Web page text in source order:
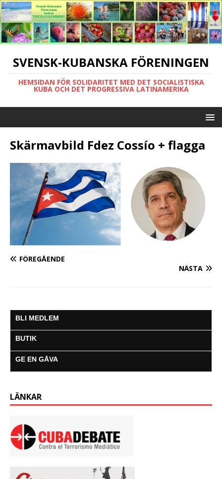
SVENSK-KUBANSKA FÖRENINGEN
HEMSIDAN FÖR SOLIDARITET MED DET SOCIALISTISKA
KUBA OCH DET PROGRESSIVA LATINAMERIKA
Skärmavbild Fdez Cossío + flagga
FÖREGÅENDE
NÄSTA
BLI MEDLEM
BUTIK
GE EN GÅVA
LÄNKAR